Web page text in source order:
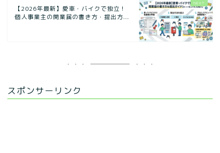
【2026年最新】愛車・バイクで独立！
個人事業主の開業届の書き方・提出方...
スポンサーリンク